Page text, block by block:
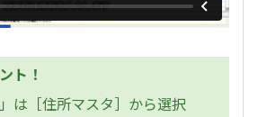
ト！
は［住所マスタ］から選択